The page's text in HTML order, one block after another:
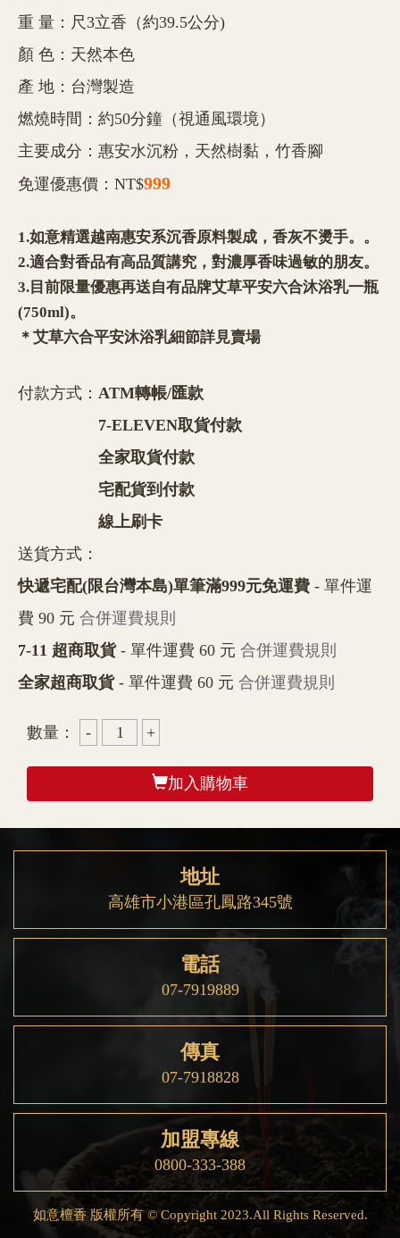
重 量：尺3立香（約39.5公分)
顏 色：天然本色
產 地：台灣製造
燃燒時間：約50分鐘（視通風環境）
主要成分：惠安水沉粉，天然樹黏，竹香腳
免運優惠價：NT$999
1.如意精選越南惠安系沉香原料製成，香灰不燙手。。
2.適合對香品有高品質講究，對濃厚香味過敏的朋友。
3.目前限量優惠再送自有品牌艾草平安六合沐浴乳一瓶
(750ml)。
＊艾草六合平安沐浴乳細節詳見賣場
付款方式： ATM轉帳/匯款
7-ELEVEN取貨付款
全家取貨付款
宅配貨到付款
線上刷卡
送貨方式：
快遞宅配(限台灣本島)單筆滿999元免運費 - 單件運
費 90 元 合併運費規則
7-11 超商取貨- 單件運費 60 元 合併運費規則
全家超商取貨- 單件運費 60 元 合併運費規則
數量：
加入購物車
地址
高雄市小港區孔鳳路345號
電話
07-7919889
傳真
07-7918828
加盟專線
0800-333-388
如意檀香 版權所有 © Copyright 2023.All Rights Reserved.